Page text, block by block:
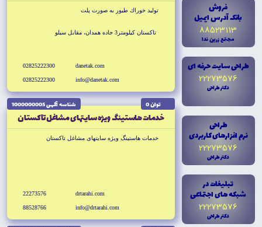
فروش
بانک آدرس ايميل
88523113
مجتمع زرين ندا
طراحى سايت حرفه اى
22273576
دکتر طراحى
طراحى
نرم افزارهاى کاربردى
22273576
دکتر طراحى
تبليغات در
شبکه هاى اجتماعى
22273576
دکتر طراحى
توليد خوراك طيور به صورت پلت
تاكستان كيلومتر3 جاده همدان، مقابل سيلو
danetak.com
info@danetak.com
02825222300
02825222300
توان 0 شناسه آگهى 1000000005
خدمات هاستينگ ويژه سايتهاى مشاغل تاكستان
خدمات هاستينگ ويژه سايتهاى مشاغل تاكستان
drtarahi.com
info@drtarahi.com
22273576
88528766